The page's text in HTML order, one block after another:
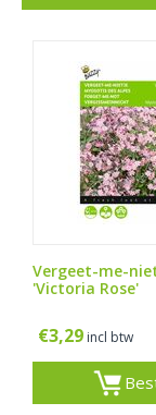
Vergeet-me-
'Victoria Rose'
€3,29 incl btw